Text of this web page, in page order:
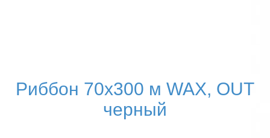
Риббон 70х300 м WAX, OUT
черный